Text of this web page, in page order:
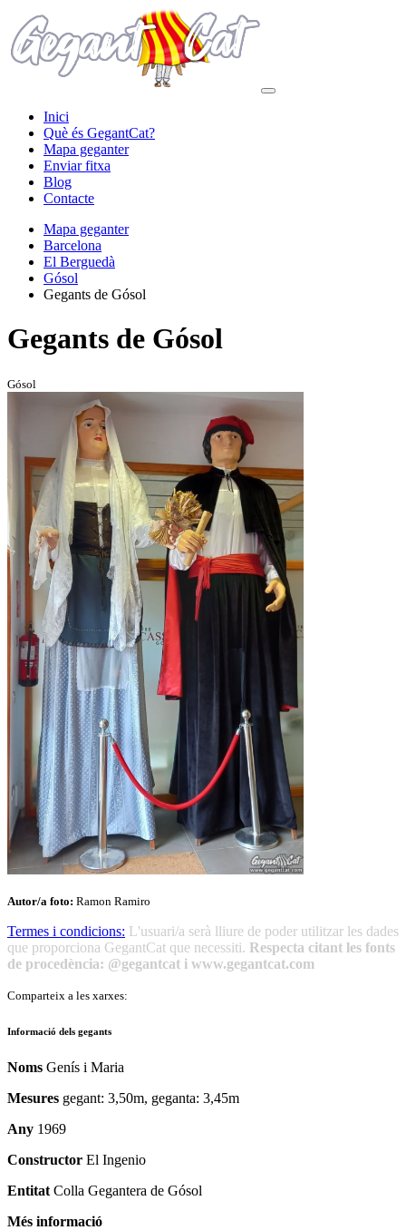
Inici
Què és GegantCat?
Mapa geganter
Enviar fitxa
Blog
Contacte
Mapa geganter
Barcelona
El Berguedà
Gósol
Gegants de Gósol
Gegants de Gósol
Gósol
Autor/a foto: Ramon Ramiro
Termes i condicions: L'usuari/a serà lliure de poder utilitzar les dades
que proporciona GegantCat que necessiti. Respecta citant les fonts
de procedència: @gegantcat i www.gegantcat.com
Comparteix a les xarxes:
Informació dels gegants
Noms Genís i Maria
Mesures gegant: 3,50m, geganta: 3,45m
Any 1969
Constructor El Ingenio
Entitat Colla Gegantera de Gósol
Més informació